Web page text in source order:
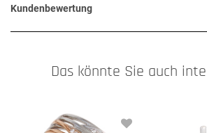
Kundenbewertung
Das könnte Sie auch